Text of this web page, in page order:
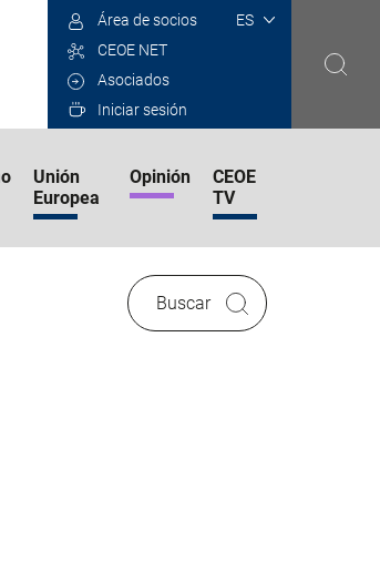
Select
Área de socios
CEOE NET
Asociados
Iniciar sesión
Unión
Europea
Opinión
CEOE
TV
Buscar